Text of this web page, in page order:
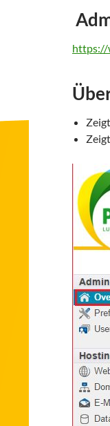
https://